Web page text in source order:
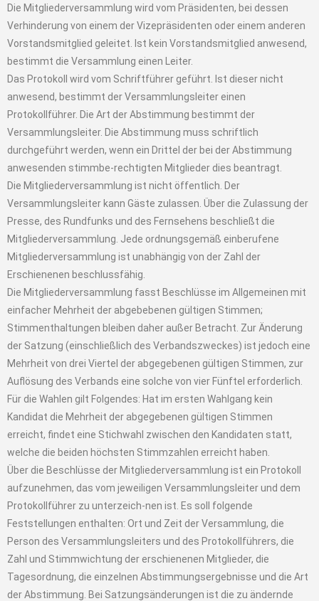
Die Mitgliederversammlung wird vom Präsidenten, bei dessen
Verhinderung von einem der Vizepräsidenten oder einem anderen
Vorstandsmitglied geleitet. Ist kein Vorstandsmitglied anwesend,
bestimmt die Versammlung einen Leiter.
Das Protokoll wird vom Schriftführer geführt. Ist dieser nicht
anwesend, bestimmt der Versammlungsleiter einen
Protokollführer. Die Art der Abstimmung bestimmt der
Versammlungsleiter. Die Abstimmung muss schriftlich
durchgeführt werden, wenn ein Drittel der bei der Abstimmung
anwesenden stimmbe-rechtigten Mitglieder dies beantragt.
Die Mitgliederversammlung ist nicht öffentlich. Der
Versammlungsleiter kann Gäste zulassen. Über die Zulassung der
Presse, des Rundfunks und des Fernsehens beschließt die
Mitgliederversammlung. Jede ordnungsgemäß einberufene
Mitgliederversammlung ist unabhängig von der Zahl der
Erschienenen beschlussfähig.
Die Mitgliederversammlung fasst Beschlüsse im Allgemeinen mit
einfacher Mehrheit der abgebebenen gültigen Stimmen;
Stimmenthaltungen bleiben daher außer Betracht. Zur Änderung
der Satzung (einschließlich des Verbandszweckes) ist jedoch eine
Mehrheit von drei Viertel der abgegebenen gültigen Stimmen, zur
Auflösung des Verbands eine solche von vier Fünftel erforderlich.
Für die Wahlen gilt Folgendes: Hat im ersten Wahlgang kein
Kandidat die Mehrheit der abgegebenen gültigen Stimmen
erreicht, findet eine Stichwahl zwischen den Kandidaten statt,
welche die beiden höchsten Stimmzahlen erreicht haben.
Über die Beschlüsse der Mitgliederversammlung ist ein Protokoll
aufzunehmen, das vom jeweiligen Versammlungsleiter und dem
Protokollführer zu unterzeich-nen ist. Es soll folgende
Feststellungen enthalten: Ort und Zeit der Versammlung, die
Person des Versammlungsleiters und des Protokollführers, die
Zahl und Stimmwichtung der erschienenen Mitglieder, die
Tagesordnung, die einzelnen Abstimmungsergebnisse und die Art
der Abstimmung. Bei Satzungsänderungen ist die zu ändernde